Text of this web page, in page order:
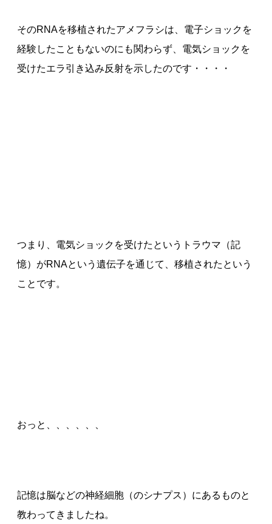
そのRNAを移植されたアメフラシは、電子ショックを
経験したこともないのにも関わらず、電気ショックを
受けたエラ引き込み反射を示したのです・・・・
つまり、電気ショックを受けたというトラウマ（記
憶）がRNAという遺伝子を通じて、移植されたという
ことです。
おっと、、、、、、
記憶は脳などの神経細胞（のシナプス）にあるものと
教わってきましたね。